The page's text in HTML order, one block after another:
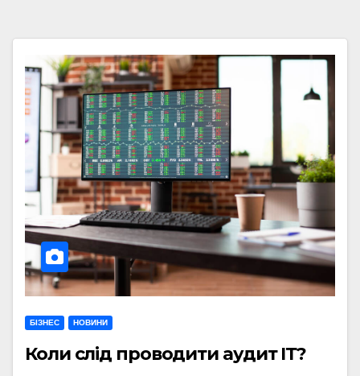
БІЗНЕС НОВИНИ
Коли слід проводити аудит ІТ?